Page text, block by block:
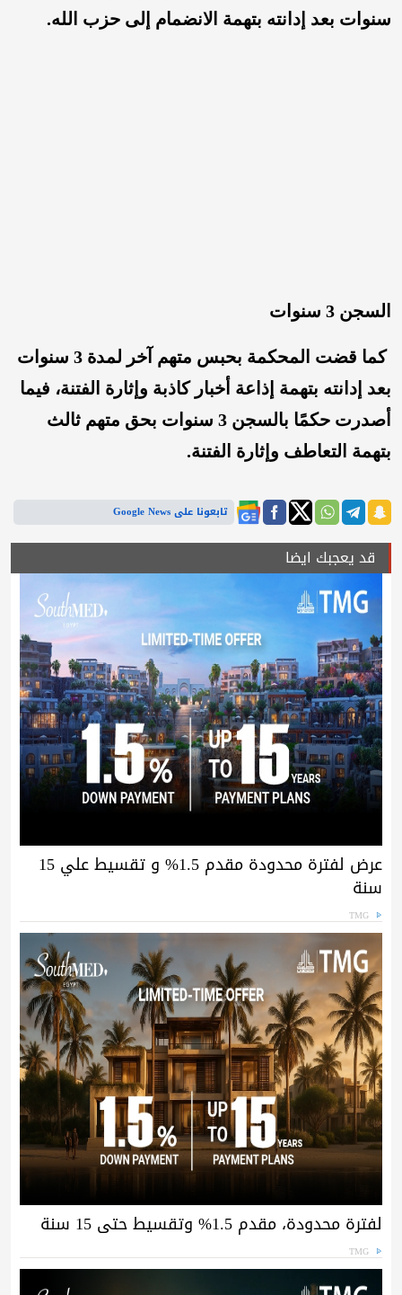
سنوات بعد إدانته بتهمة الانضمام إلى حزب الله.
السجن 3 سنوات
كما قضت المحكمة بحبس متهم آخر لمدة 3 سنوات
بعد إدانته بتهمة إذاعة أخبار كاذبة وإثارة الفتنة، فيما
أصدرت حكمًا بالسجن 3 سنوات بحق متهم ثالث
بتهمة التعاطف وإثارة الفتنة.
تابعونا على Google News
قد يعجبك ايضا
عرض لفترة محدودة مقدم 1.5% و تقسيط علي 15
سنة
TMG
لفترة محدودة، مقدم 1.5% وتقسيط حتى 15 سنة
TMG